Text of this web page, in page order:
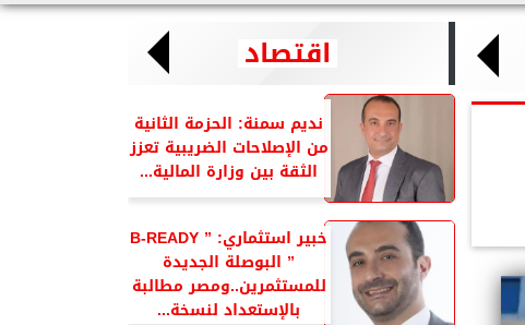
اقتصاد
نديم سمنة: الحزمة الثانية
من الإصلاحات الضريبية تعزز
الثقة بين وزارة المالية...
خبير استثماري: ” B-READY
” البوصلة الجديدة
للمستثمرين..ومصر مطالبة
بالإستعداد لنسخة...